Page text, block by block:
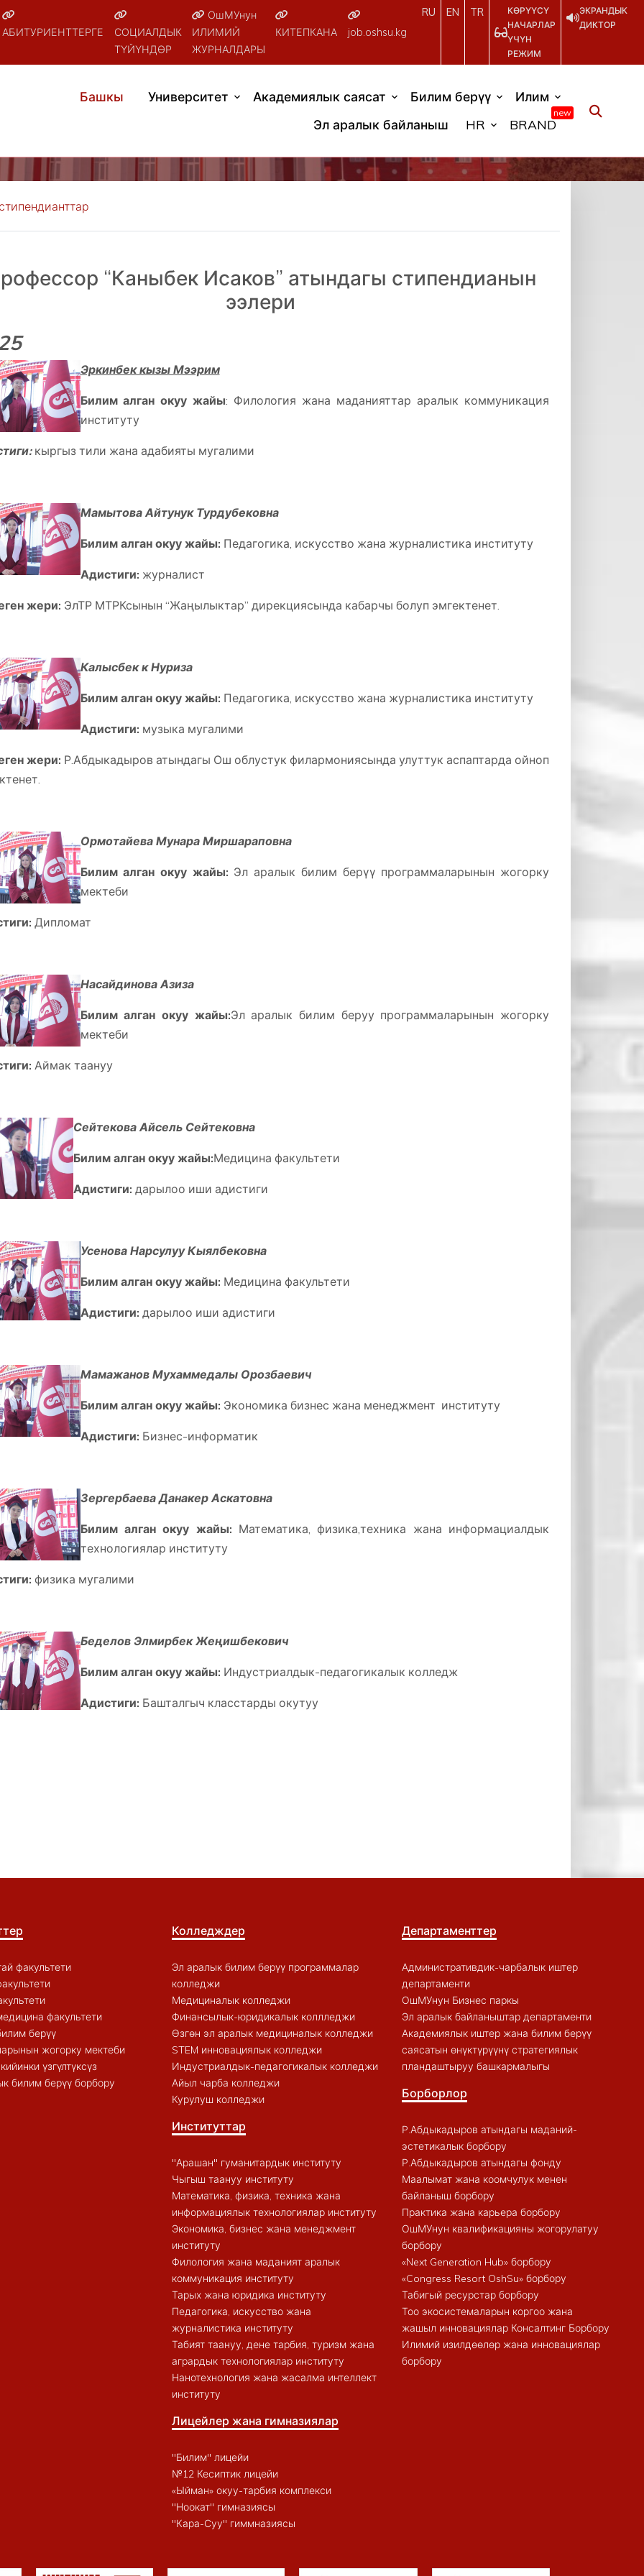
АБИТУРИЕНТТЕРГЕ
СОЦИАЛДЫК
ТҮЙҮНДӨР
ОшМУнун
ИЛИМИЙ
ЖУРНАЛДАРЫ
КИТЕПКАНА job.oshsu.kg
RU EN TR
КӨРҮҮСҮ
НАЧАРЛАР
ҮЧҮН
РЕЖИМ
ЭКРАНДЫК
ДИКТОР
Башкы Университет Академиялык саясат Билим берүү
Илим
Эл аралык байланыш
HR BRAND
new
“Каныбек Исаков” атындагы стипендианын
ээлери
Эркинбек кызы Мээрим
Билим алган окуу жайы: Филология жана маданияттар аралык коммуникация
институту
кыргыз тили жана адабияты мугалими
Мамытова Айтунук Турдубековна
Билим алган окуу жайы: Педагогика, искусство жана журналистика институту
Адистиги: журналист
жери: ЭлТР МТРКсынын “Жаңылыктар” дирекциясында кабарчы болуп эмгектенет.
Калысбек к Нуриза
Билим алган окуу жайы: Педагогика, искусство жана журналистика институту
Адистиги: музыка мугалими
жери: Р.Абдыкадыров атындагы Ош облустук филармониясында улуттук аспаптарда ойноп
Ормотайева Мунара Миршараповна
Билим алган окуу жайы: Эл аралык билим берүү программаларынын жогорку
мектеби
Дипломат
Насайдинова Азиза
Билим алган окуу жайы:Эл аралык билим беруу программаларынын жогорку
мектеби
Аймак таануу
Сейтекова Айсель Сейтековна
Билим алган окуу жайы:Медицина факультети
Адистиги: дарылоо иши адистиги
Усенова Нарсулуу Кыялбековна
Билим алган окуу жайы: Медицина факультети
Адистиги: дарылоо иши адистиги
Мамажанов Мухаммедалы Орозбаевич
Билим алган окуу жайы: Экономика бизнес жана менеджмент институту
Адистиги: Бизнес-информатик
Зергербаева Данакер Аскатовна
Билим алган окуу жайы: Математика, физика,техника жана информациалдык
технологиялар институту
физика мугалими
Беделов Элмирбек Жеңишбекович
Билим алган окуу жайы: Индустриалдык-педагогикалык колледж
Адистиги: Башталгыч класстарды окутуу
факультети
факультети
берүү
жогорку мектеби
үзгүлтүксүз
билим берүү борбору
Колледждер
Эл аралык билим берүү программалар
колледжи
Медициналык колледжи
Финансылык-юридикалык коллледжи
Өзгөн эл аралык медициналык колледжи
STEM инновациялык колледжи
Индустриалдык-педагогикалык колледжи
Айыл чарба колледжи
Курулуш колледжи
Институттар
"Арашан" гуманитардык институту
Чыгыш таануу институту
Математика, физика, техника жана
информациялык технологиялар институту
Экономика, бизнес жана менеджмент
институту
Филология жана маданият аралык
коммуникация институту
Тарых жана юридика институту
Педагогика, искусство жана
журналистика институту
Табият таануу, дене тарбия, туризм жана
агрардык технологиялар институту
Нанотехнология жана жасалма интеллект
институту
Лицейлер жана гимназиялар
"Билим" лицейи
№12 Кесиптик лицейи
«Ыйман» окуу-тарбия комплекси
"Ноокат" гимназиясы
"Кара-Суу" гиммназиясы
Департаменттер
Административдик-чарбалык иштер
департаменти
ОшМУнун Бизнес паркы
Эл аралык байланыштар департаменти
Академиялык иштер жана билим берүү
саясатын өнүктүрүүнү стратегиялык
пландаштыруу башкармалыгы
Борборлор
Р.Абдыкадыров атындагы маданий-
эстетикалык борбору
Р.Абдыкадыров атындагы фонду
Маалымат жана коомчулук менен
байланыш борбору
Практика жана карьера борбору
ОшМУнун квалификацияны жогорулатуу
борбору
«Next Generation Hub» борбору
«Congress Resort OshSu» борбору
Табигый ресурстар борбору
Тоо экосистемаларын коргоо жана
жашыл инновациялар Консалтинг Борбору
Илимий изилдөөлөр жана инновациялар
борбору